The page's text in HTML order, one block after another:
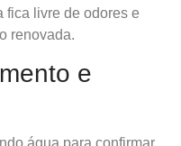
fica livre de odores e
renovada.
e
água para confirmar